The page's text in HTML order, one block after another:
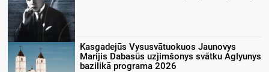
Kasgadejūs Vysusvātuokuos Jaunovys
Marijis Dabasūs uzjimšonys svātku Aglyunys
bazilikā programa 2026